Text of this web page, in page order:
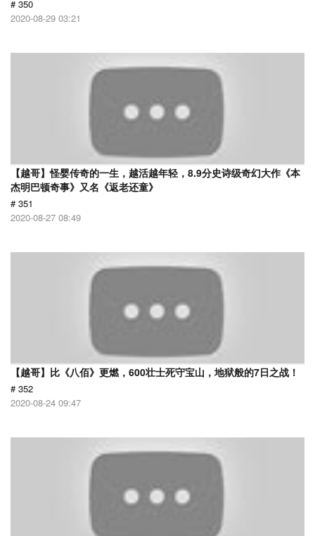
# 350
2020-08-29 03:21
【越哥】怪婴传奇的一生，越活越年轻，8.9分史诗级奇幻大作《本
杰明巴顿奇事》又名《返老还童》
# 351
2020-08-27 08:49
【越哥】比《八佰》更燃，600壮士死守宝山，地狱般的7日之战！
# 352
2020-08-24 09:47